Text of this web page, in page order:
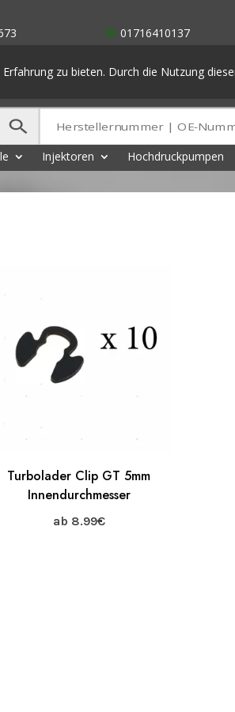
zu bieten. Durch die Nutzung
01716410137
Injektoren Hochdruckpumpen
Turbolader Clip GT 5mm
Innendurchmesser
ab 8.99€